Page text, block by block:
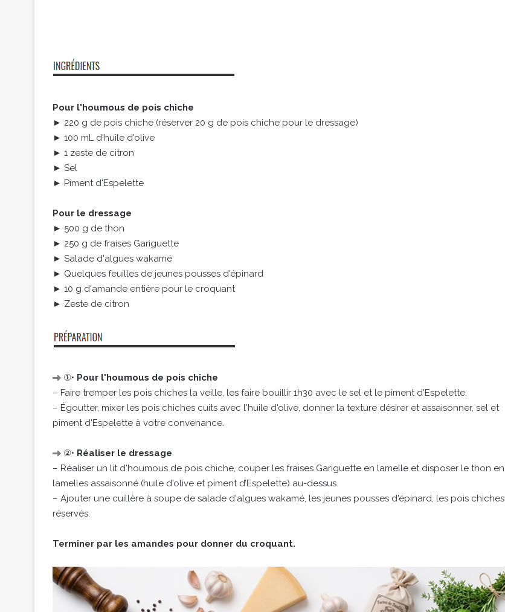
Pour l'houmous de pois chiche
► 220 g de pois chiche (réserver 20 g de pois chiche pour le dressage)
► 100 mL d'huile d'olive
► 1 zeste de citron
► Sel
► Piment d'Espelette
Pour le dressage
► 500 g de thon
► 250 g de fraises Gariguette
► Salade d'algues wakamé
► Quelques feuilles de jeunes pousses d'épinard
► 10 g d'amande entière pour le croquant
► Zeste de citron
①• Pour l'houmous de pois chiche
– Faire tremper les pois chiches la veille, les faire bouillir 1h30 avec le sel et le piment d'Espelette.
– Égoutter, mixer les pois chiches cuits avec l'huile d'olive, donner la texture désirer et assaisonner, sel et
piment d'Espelette à votre convenance.
②• Réaliser le dressage
– Réaliser un lit d'houmous de pois chiche, couper les fraises Gariguette en lamelle et disposer le thon en
lamelles assaisonné (huile d'olive et piment d’Espelette) au-dessus.
– Ajouter une cuillère à soupe de salade d'algues wakamé, les jeunes pousses d'épinard, les pois chiches
réservés.
Terminer par les amandes pour donner du croquant.